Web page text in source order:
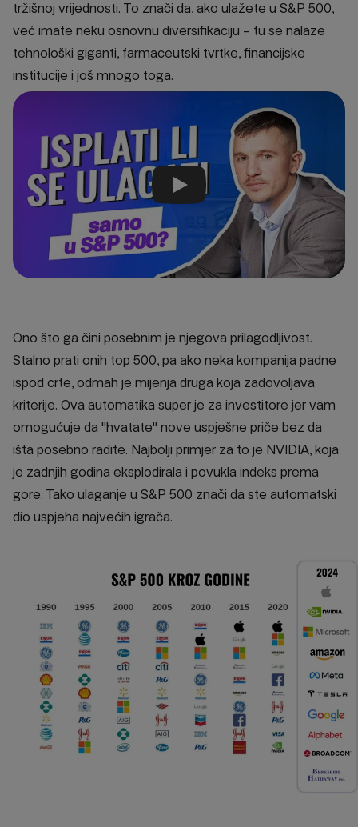
tržišnoj vrijednosti. To znači da, ako ulažete u S&P 500,
već imate neku osnovnu diversifikaciju – tu se nalaze
tehnološki giganti, farmaceutski tvrtke, financijske
institucije i još mnogo toga.
Reproducirati video
Ono što ga čini posebnim je njegova prilagodljivost.
Stalno prati onih top 500, pa ako neka kompanija padne
ispod crte, odmah je mijenja druga koja zadovoljava
kriterije. Ova automatika super je za investitore jer vam
omogućuje da "hvatate" nove uspješne priče bez da
išta posebno radite. Najbolji primjer za to je NVIDIA, koja
je zadnjih godina eksplodirala i povukla indeks prema
gore. Tako ulaganje u S&P 500 znači da ste automatski
dio uspjeha najvećih igrača.